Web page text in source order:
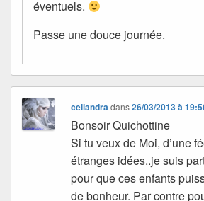
éventuels.
Passe une douce journée.
celiandradans26/03/2013 à
Bonsoir Quichottine
Si tu veux de Moi, d’une
étranges idées..je suis
pour que ces enfants
de bonheur. Par contre